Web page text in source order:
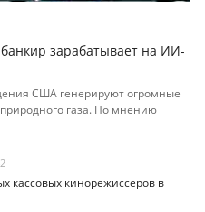
зарабатывает на ИИ-
США генерируют огромные
газа. По мнению
кассовых кинорежиссеров в